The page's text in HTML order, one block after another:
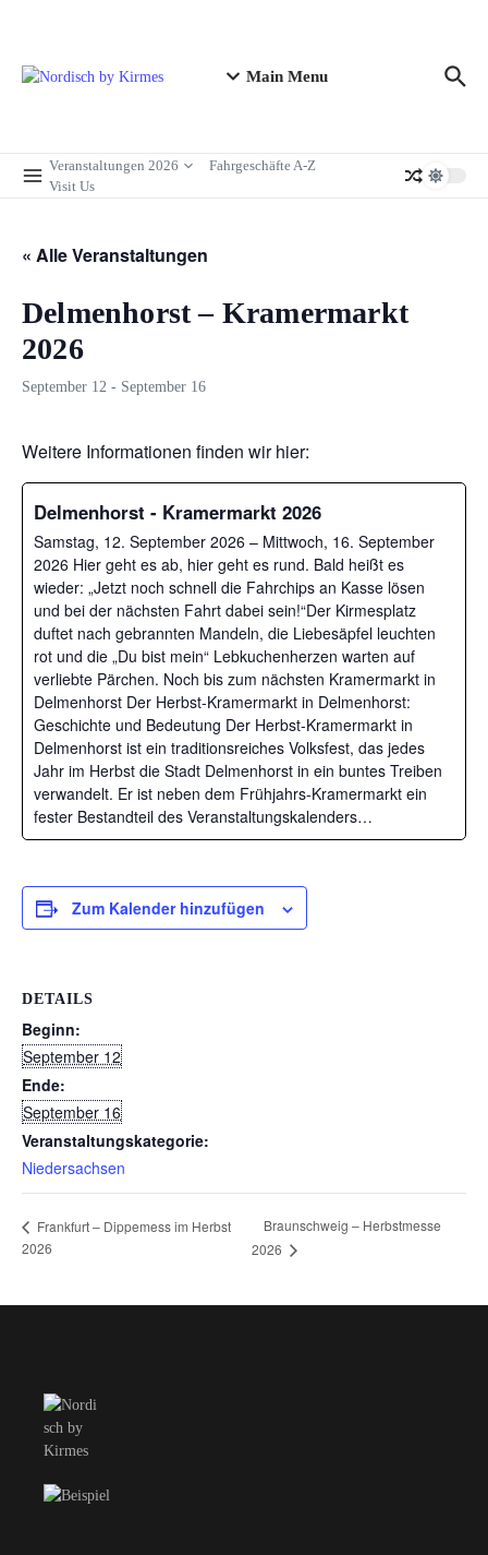
Main Menu
Veranstaltungen 2026
Fahrgeschäfte A-Z
Visit Us
« Alle Veranstaltungen
Delmenhorst – Kramermarkt
2026
September 12 - September 16
Weitere Informationen finden wir hier:
Delmenhorst - Kramermarkt 2026
Samstag, 12. September 2026 – Mittwoch, 16. September
2026 Hier geht es ab, hier geht es rund. Bald heißt es
wieder: „Jetzt noch schnell die Fahrchips an Kasse lösen
und bei der nächsten Fahrt dabei sein!“Der Kirmesplatz
duftet nach gebrannten Mandeln, die Liebesäpfel leuchten
rot und die „Du bist mein“ Lebkuchenherzen warten auf
verliebte Pärchen. Noch bis zum nächsten Kramermarkt in
Delmenhorst Der Herbst-Kramermarkt in Delmenhorst:
Geschichte und Bedeutung Der Herbst-Kramermarkt in
Delmenhorst ist ein traditionsreiches Volksfest, das jedes
Jahr im Herbst die Stadt Delmenhorst in ein buntes Treiben
verwandelt. Er ist neben dem Frühjahrs-Kramermarkt ein
fester Bestandteil des Veranstaltungskalenders…
Zum Kalender hinzufügen
DETAILS
Beginn:
September 12
Ende:
September 16
Veranstaltungskategorie:
Niedersachsen
Frankfurt – Dippemess im Herbst
2026
Braunschweig – Herbstmesse
2026